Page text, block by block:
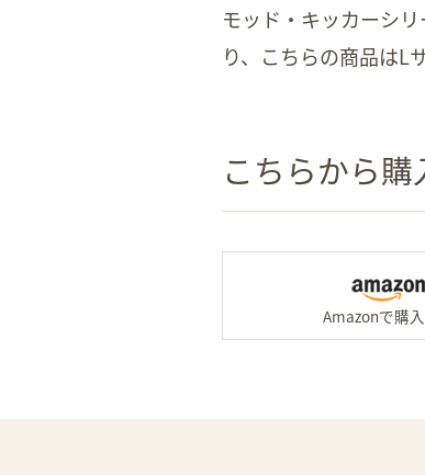
モッド・キッカーシリ
り、こちらの商品はL
こちらから